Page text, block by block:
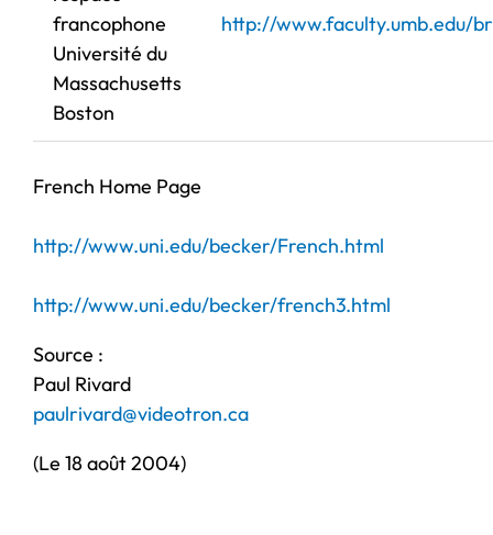
francophone
Université du
Massachusetts
Boston
http://www.faculty.umb.edu/
French Home Page
http://www.uni.edu/becker/French.html
http://www.uni.edu/becker/french3.html
Source :
Paul Rivard
paulrivard@videotron.ca
(Le 18 août 2004)